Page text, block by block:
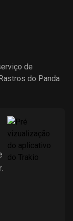
de
do Panda